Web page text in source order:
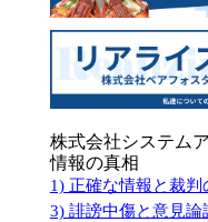
株式会社システム
情報の真相
1) 正確な情報と裁判
3) 誹謗中傷と意見論